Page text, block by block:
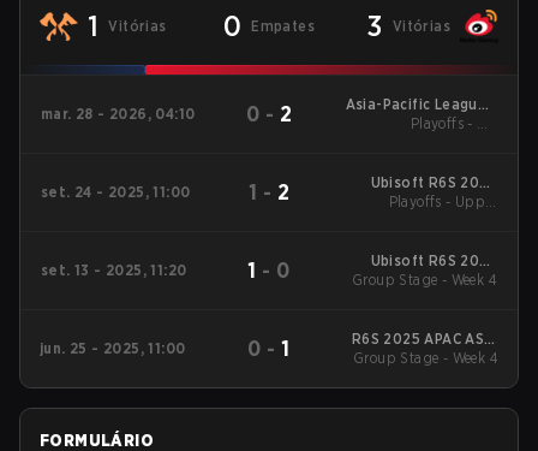
1 Vitórias 0 Empates 3 Vitórias
mar. 28 - 2026, 04:10 0 - 2
Asia-Pacific League -
Asia-Pacific League
Playoffs - UB
set. 24 - 2025, 11:00 1 - 2
Ubisoft R6S 2025
APAC ASIA Stage 2
Playoffs - Upper
set. 13 - 2025, 11:20 1 - 0
Ubisoft R6S 2025
APAC ASIA Stage 2
Group Stage - Week 4
jun. 25 - 2025, 11:00 0 -1
R6S 2025 APAC ASIA
Stage 1
Group Stage - Week 4
FORMULÁRIO